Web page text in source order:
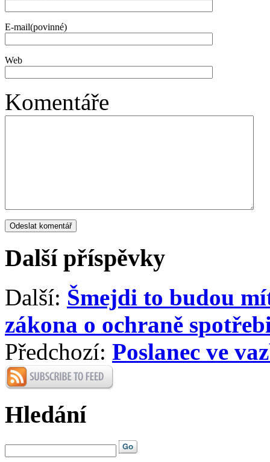
E-mail(povinné)
Web
Komentáře
Další příspěvky
Další: Šmejdi to budou
zákona o ochraně
Předchozí: Poslanec ve
Hledání